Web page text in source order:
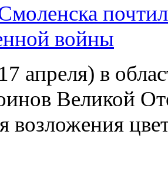
войны
апреля) в
Великой
возложения